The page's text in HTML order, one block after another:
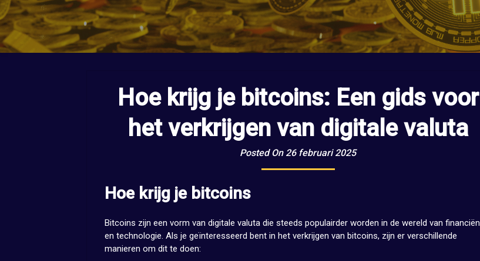
Hoe krijg je bitcoins: Een gids voor
het verkrijgen van digitale valuta
Posted On 26 februari 2025
Hoe krijg je bitcoins
Bitcoins zijn een vorm van digitale valuta die steeds populairder worden in de wereld van financiën
en technologie. Als je geïnteresseerd bent in het verkrijgen van bitcoins, zijn er verschillende
manieren om dit te doen: